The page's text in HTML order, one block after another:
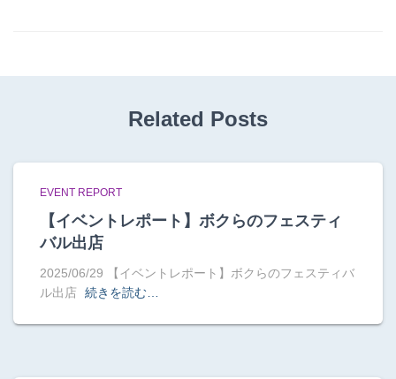
Related Posts
EVENT REPORT
【イベントレポート】ボクらのフェスティ
バル出店
2025/06/29 【イベントレポート】ボクらのフェスティバ
ル出店
続きを読む…